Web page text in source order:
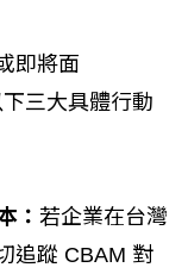
即將面
三大具體行動
： 若企業在台灣
追蹤 CBAM 對